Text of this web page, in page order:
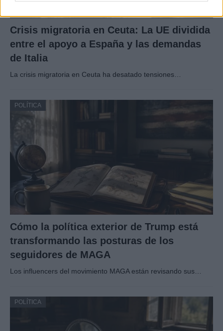
Crisis migratoria en Ceuta: La UE dividida
entre el apoyo a España y las demandas
de Italia
La crisis migratoria en Ceuta ha desatado tensiones…
POLÍTICA
Cómo la política exterior de Trump está
transformando las posturas de los
seguidores de MAGA
Los influencers del movimiento MAGA están revisando sus…
POLÍTICA